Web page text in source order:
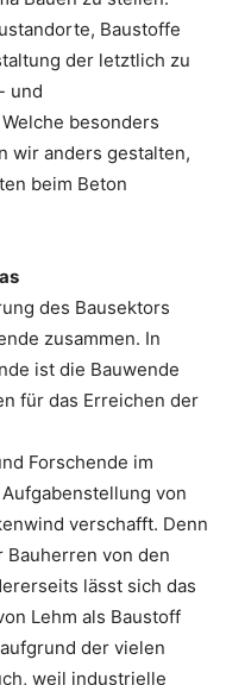
Baustoffe
der letztlich zu
und
besonders
wir anders gestalten,
beim Beton
des Bausektors
zusammen. In
ist die Bauwende
für das Erreichen der
Forschende im
von
verschafft. Denn
von den
lässt sich das
Lehm als Baustoff
der vielen
weil industrielle